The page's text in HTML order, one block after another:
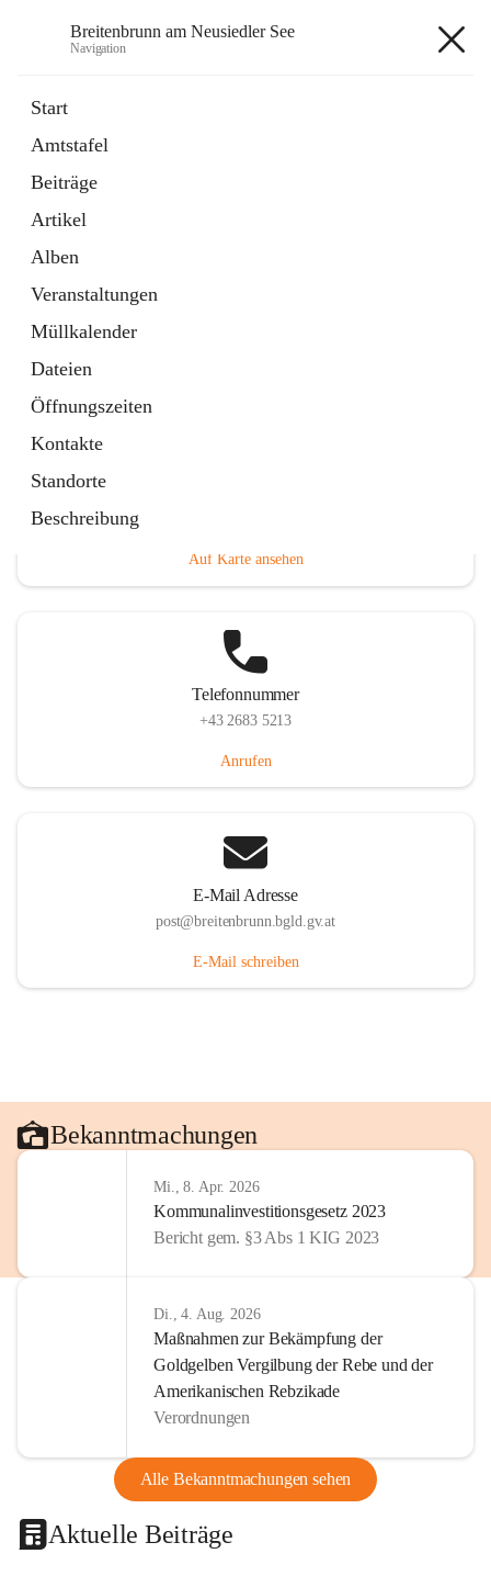
Breitenbrunn am Neusiedler See
Navigation
Start
Amtstafel
Beiträge
Artikel
Alben
Veranstaltungen
Müllkalender
Dateien
Öffnungszeiten
Kontakte
Standorte
Beschreibung
18 Schnellzugriffe
Gemeindeservice
Auf Karte ansehen
Telefonnummer
+43 2683 5213
Anrufen
E-Mail Adresse
post@breitenbrunn.bgld.gv.at
E-Mail schreiben
Bekanntmachungen
Mi., 8. Apr. 2026
Kommunalinvestitionsgesetz 2023
Bericht gem. §3 Abs 1 KIG 2023
Di., 4. Aug. 2026
Maßnahmen zur Bekämpfung der
Goldgelben Vergilbung der Rebe und der
Amerikanischen Rebzikade
Verordnungen
Alle Bekanntmachungen sehen
Aktuelle Beiträge